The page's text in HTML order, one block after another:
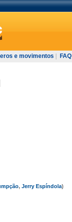
e movimentos FAQ
, Jerry Espíndola)